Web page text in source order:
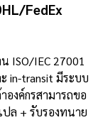
FedEx
ISO/IEC 27001
in-transit มีระบบ
องค์กรสามารถขอ
ปล + รับรองทนาย